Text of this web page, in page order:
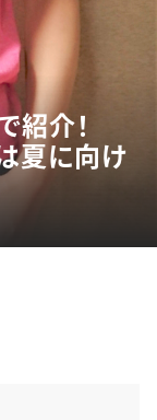
紹介！
夏に向け